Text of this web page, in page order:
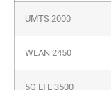
UMTS 2000
WLAN 2450
5G LTE 3500